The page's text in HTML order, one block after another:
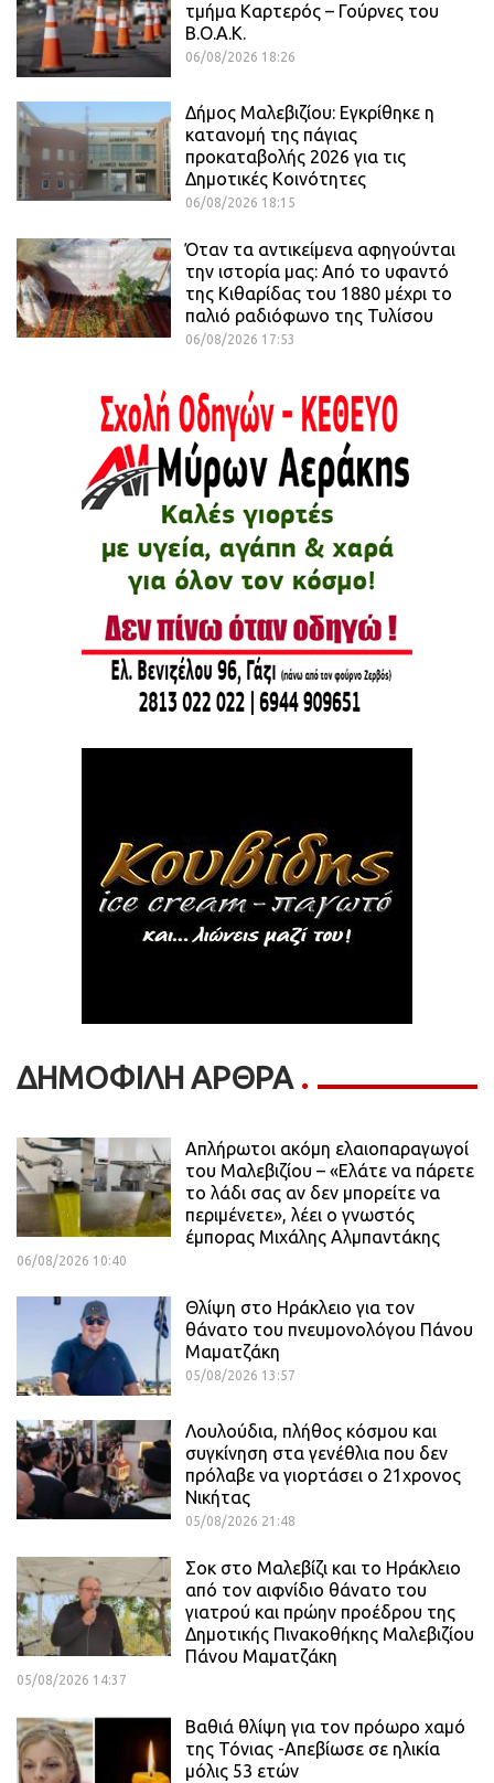
τμήμα Καρτερός – Γούρνες του
Β.Ο.Α.Κ.
06/08/2026 18:26
Δήμος Μαλεβιζίου: Εγκρίθηκε η
κατανομή της πάγιας
προκαταβολής 2026 για τις
Δημοτικές Κοινότητες
06/08/2026 18:15
Όταν τα αντικείμενα αφηγούνται
την ιστορία μας: Από το υφαντό
της Κιθαρίδας του 1880 μέχρι το
παλιό ραδιόφωνο της Τυλίσου
06/08/2026 17:53
ΔΗΜΟΦΙΛΗ ΑΡΘΡΑ
Απλήρωτοι ακόμη ελαιοπαραγωγοί
του Μαλεβιζίου – «Ελάτε να πάρετε
το λάδι σας αν δεν μπορείτε να
περιμένετε», λέει ο γνωστός
έμπορας Μιχάλης Αλμπαντάκης
06/08/2026 10:40
Θλίψη στο Ηράκλειο για τον
θάνατο του πνευμονολόγου Πάνου
Μαματζάκη
05/08/2026 13:57
Λουλούδια, πλήθος κόσμου και
συγκίνηση στα γενέθλια που δεν
πρόλαβε να γιορτάσει ο 21χρονος
Νικήτας
05/08/2026 21:48
Σοκ στο Μαλεβίζι και το Ηράκλειο
από τον αιφνίδιο θάνατο του
γιατρού και πρώην προέδρου της
Δημοτικής Πινακοθήκης Μαλεβιζίου
Πάνου Μαματζάκη
05/08/2026 14:37
Βαθιά θλίψη για τον πρόωρο χαμό
της Τόνιας -Απεβίωσε σε ηλικία
μόλις 53 ετών